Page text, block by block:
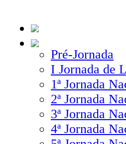
Pré-Jornada
I Jornada de
1ª Jornada
2ª Jornada
3ª Jornada
4ª Jornada